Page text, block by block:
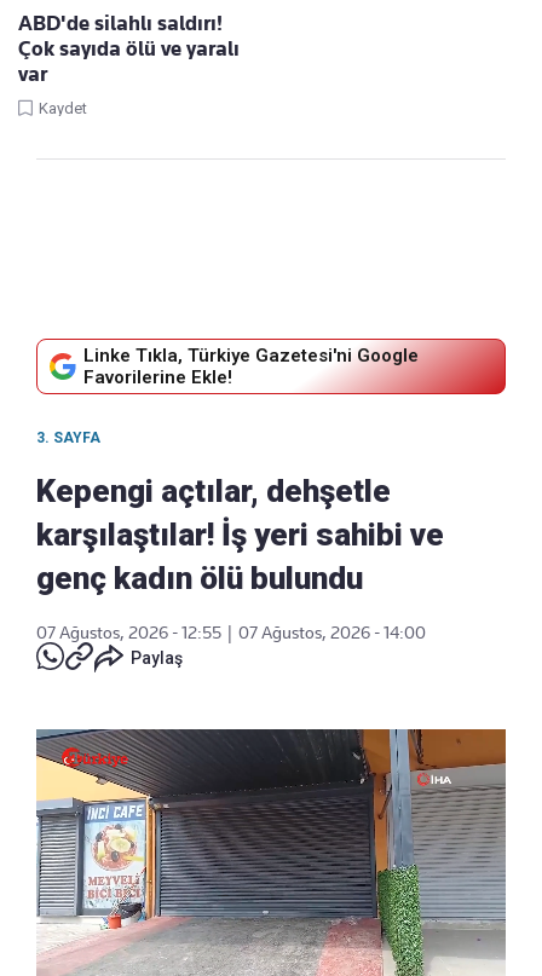
ABD'de silahlı saldırı!
Çok sayıda ölü ve yaralı
var
Kaydet
Linke Tıkla, Türkiye Gazetesi'ni Google
Favorilerine Ekle!
3. SAYFA
Kepengi açtılar, dehşetle
karşılaştılar! İş yeri sahibi ve
genç kadın ölü bulundu
07 Ağustos, 2026 - 12:55
07 Ağustos, 2026 - 14:00
Paylaş